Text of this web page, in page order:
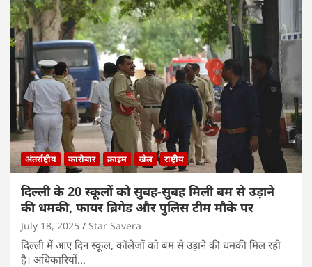
अंतर्राष्ट्रीय कारोबार क्राइम खेल राष्ट्रीय
दिल्ली के 20 स्कूलों को सुबह-सुबह मिली बम से उड़ाने
की धमकी, फायर ब्रिगेड और पुलिस टीम मौके पर
July 18, 2025 Star Savera
दिल्ली में आए दिन स्कूल, कॉलेजों को बम से उड़ाने की धमकी मिल रही
है। अधिकारियों…